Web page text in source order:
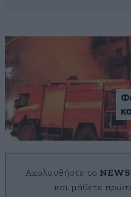
Ακολουθήστε το
και μάθετε